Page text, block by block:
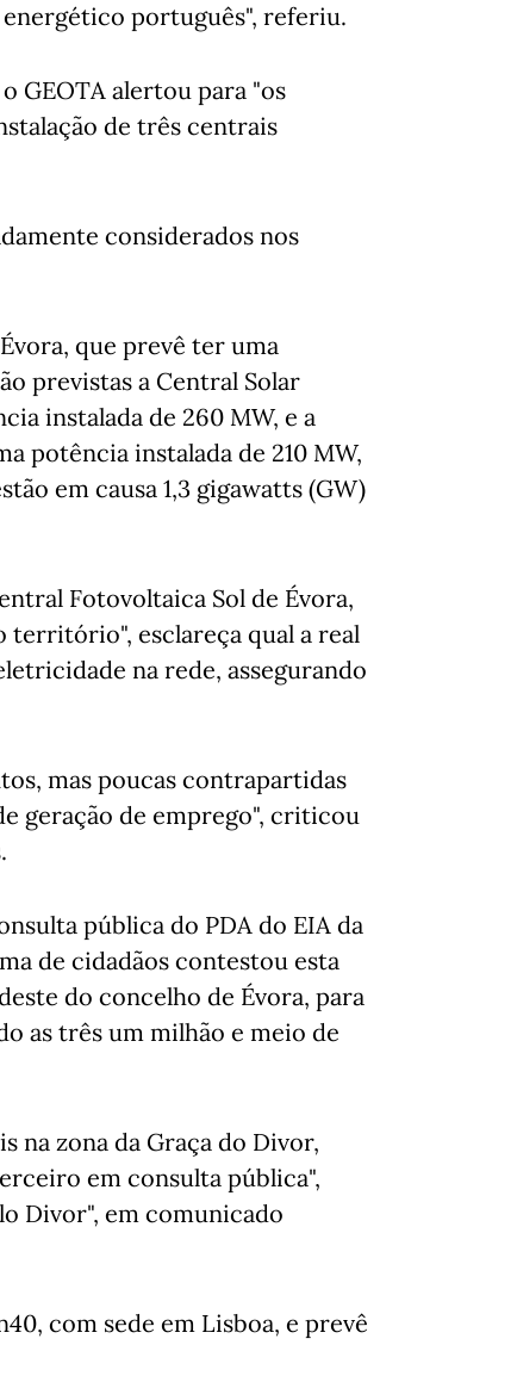
português", referiu.
GEOTA alertou para "os
de três centrais
considerados nos
que prevê ter uma
previstas a Central Solar
instalada de 260 MW, e a
potência instalada de 210 MW,
em causa 1,3 gigawatts (GW)
Fotovoltaica Sol de Évora,
território", esclareça qual a real
na rede, assegurando
mas poucas contrapartidas
geração de emprego", criticou
pública do PDA do EIA da
de cidadãos contestou esta
do concelho de Évora, para
as três um milhão e meio de
na zona da Graça do Divor,
em consulta pública",
Divor", em comunicado
com sede em Lisboa, e prevê